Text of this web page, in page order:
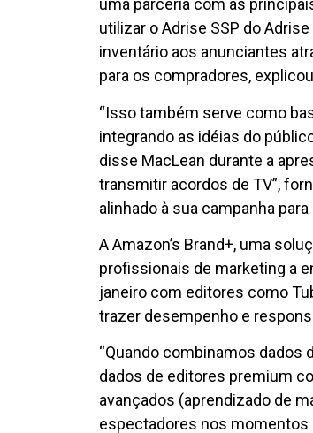
uma parceria com as
utilizar o Adrise SSP do
inventário aos anunciantes
para os compradores,
“Isso também serve como
integrando as idéias do
disse MacLean durante a
transmitir acordos de TV”,
alinhado à sua campanha para
A Amazon’s Brand+, uma
profissionais de marketing a
janeiro com editores como
trazer desempenho e
“Quando combinamos dados
dados de editores premium
avançados (aprendizado de
espectadores nos momentos